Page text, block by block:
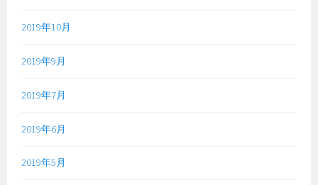
2019年10月
2019年9月
2019年7月
2019年6月
2019年5月